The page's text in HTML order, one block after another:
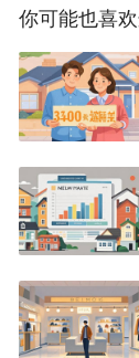
你可能也喜